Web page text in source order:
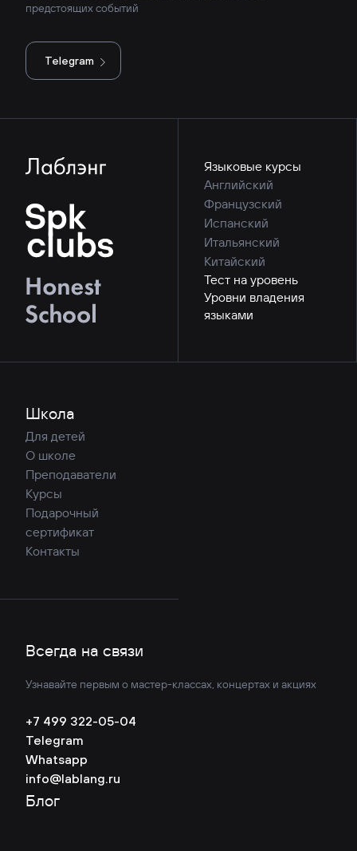
предстоящих событий
Telegram
Языковые курсы
Английский
Французский
Испанский
Итальянский
Китайский
Тест на уровень
Уровни владения
языками
Школа
Для детей
О школе
Преподаватели
Курсы
Подарочный
сертификат
Контакты
Всегда на связи
Узнавайте первым о мастер-классах, концертах и акциях
+7 499 322-05-04
Telegram
Whatsapp
info@lablang.ru
Блог